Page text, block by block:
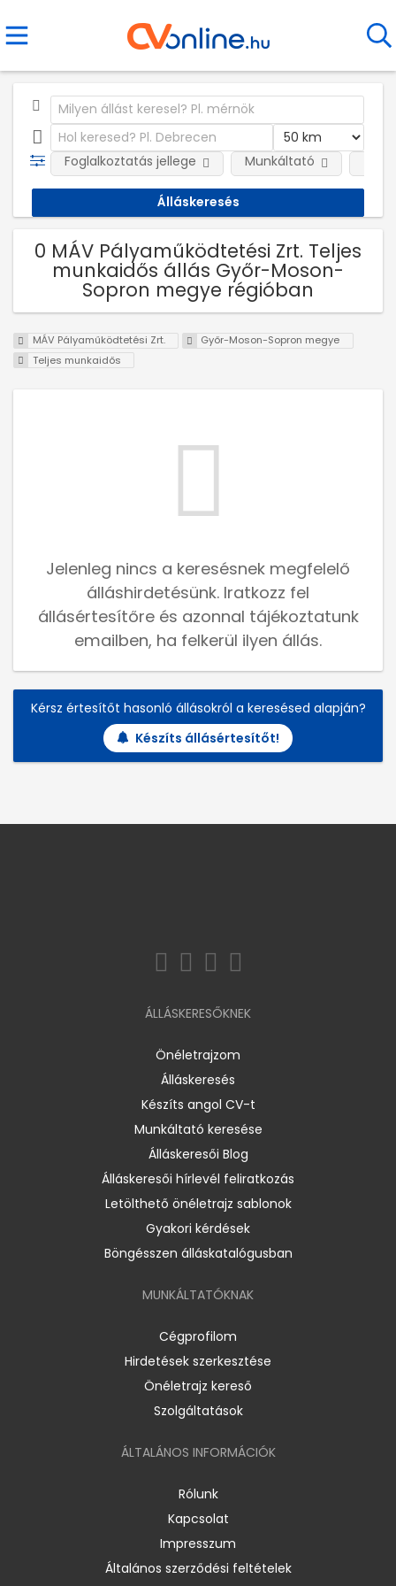
Foglalkoztatás jellege Munkáltató
0 MÁV Pályaműködtetési Zrt. Teljes
munkaidős állás Győr-Moson-
Sopron megye régióban
MÁV Pályaműködtetési Zrt.
Győr-Moson-Sopron megye
Teljes munkaidős
Jelenleg nincs a keresésnek megfelelő
álláshirdetésünk. Iratkozz fel
állásértesítőre és azonnal tájékoztatunk
emailben, ha felkerül ilyen állás.
Kérsz értesítőt hasonló állásokról a keresésed alapján?
Készíts állásértesítőt!
ÁLLÁSKERESŐKNEK
Önéletrajzom
Álláskeresés
Készíts angol CV-t
Munkáltató keresése
Álláskeresői Blog
Álláskeresői hírlevél feliratkozás
Letölthető önéletrajz sablonok
Gyakori kérdések
Böngésszen álláskatalógusban
MUNKÁLTATÓKNAK
Cégprofilom
Hirdetések szerkesztése
Önéletrajz kereső
Szolgáltatások
ÁLTALÁNOS INFORMÁCIÓK
Rólunk
Kapcsolat
Impresszum
Általános szerződési feltételek